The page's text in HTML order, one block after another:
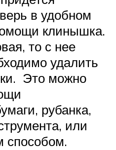
в удобном
клинышка.
то с нее
удалить
Это можно
рубанка,
или
способом.